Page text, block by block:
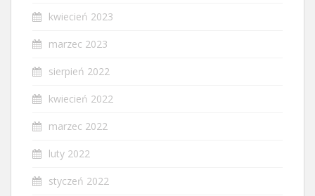
kwiecień 2023
marzec 2023
sierpień 2022
kwiecień 2022
marzec 2022
luty 2022
styczeń 2022